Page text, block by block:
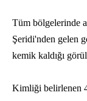
Tüm bölgelerinde
Şeridi'nden gelen
kemik kaldığı
Kimliği belirlenen